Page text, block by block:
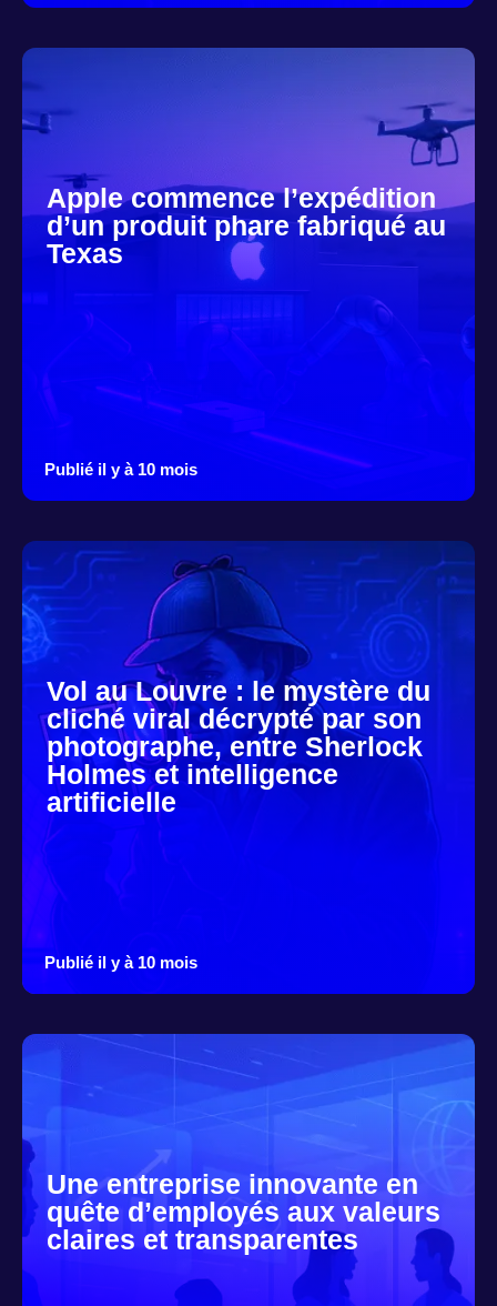
Apple commence l’expédition
d’un produit phare fabriqué au
Texas
Publié il y à 10 mois
Vol au Louvre : le mystère du
cliché viral décrypté par son
photographe, entre Sherlock
Holmes et intelligence
artificielle
Publié il y à 10 mois
Une entreprise innovante en
quête d’employés aux valeurs
claires et transparentes